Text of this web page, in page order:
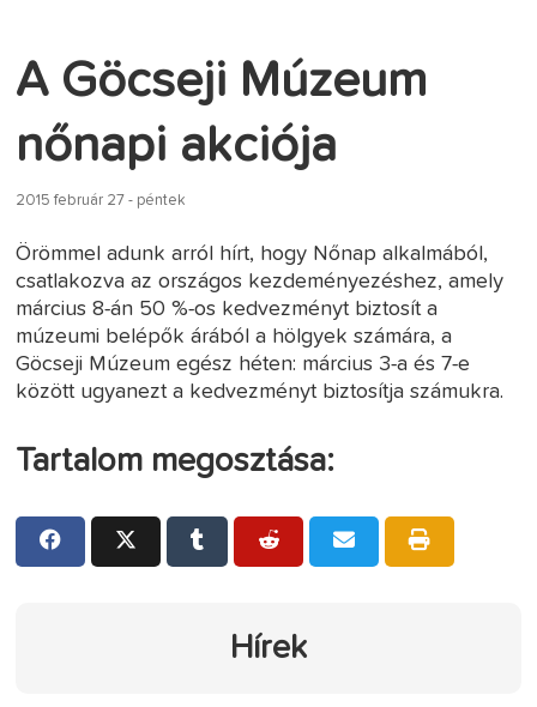
A Göcseji Múzeum
nőnapi akciója
2015 február 27 - péntek
Örömmel adunk arról hírt, hogy Nőnap alkalmából,
csatlakozva az országos kezdeményezéshez, amely
március 8-án 50 %-os kedvezményt biztosít a
múzeumi belépők árából a hölgyek számára, a
Göcseji Múzeum egész héten: március 3-a és 7-e
között ugyanezt a kedvezményt biztosítja számukra.
Tartalom megosztása:
Hírek